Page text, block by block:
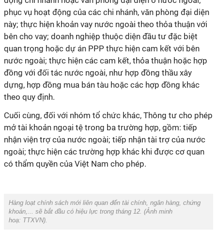
phục vụ hoạt động của các chi nhánh, văn phòng đại diện
này; thực hiện khoản vay nước ngoài theo thỏa thuận với
bên cho vay; doanh nghiệp thuộc diện đầu tư đặc biệt
quan trọng hoặc dự án PPP thực hiện cam kết với bên
nước ngoài; thực hiện các cam kết, thỏa thuận hoặc hợp
đồng với đối tác nước ngoài, như hợp đồng thầu xây
dựng, hợp đồng mua bán tàu hoặc các hợp đồng khác
theo quy định.
Cuối cùng, đối với nhóm tổ chức khác, Thông tư cho phép
mở tài khoản ngoại tệ trong ba trường hợp, gồm: tiếp
nhận viện trợ của nước ngoài; tiếp nhận tài trợ của nước
ngoài; thực hiện các trường hợp khác khi được cơ quan
có thẩm quyền của Việt Nam cho phép.
Hàng loạt chính sách mới liên quan đến tài chính, ngân hàng, chứng
khoán,... sẽ bắt đầu có hiệu lực trong tháng 12. (Ảnh minh
hoạ: TTXVN).